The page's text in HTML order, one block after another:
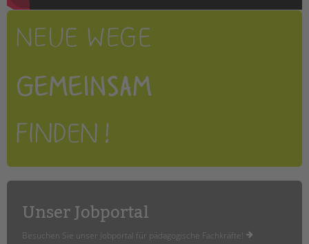
Unser Jobportal
Besuchen Sie unser Jobportal für pädagogische Fachkräfte!